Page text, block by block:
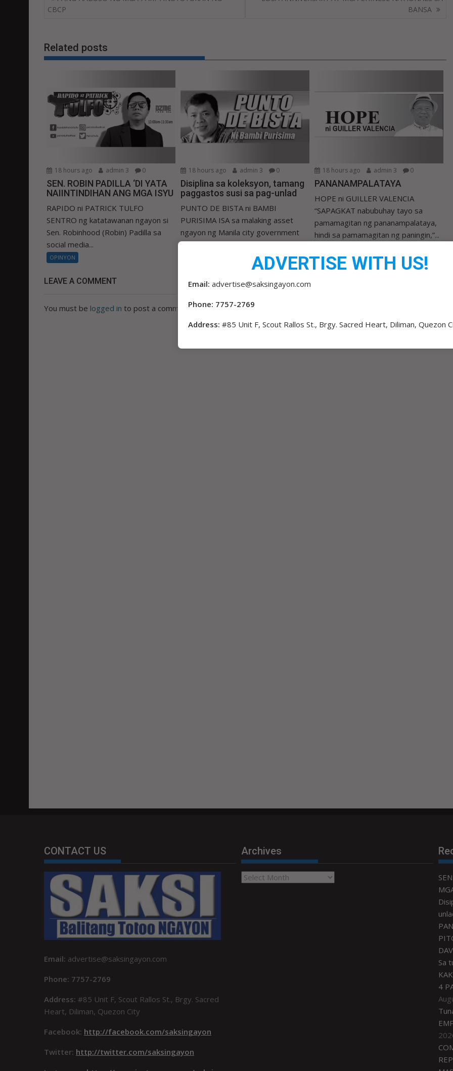
navigation
CBCP
BANSA
Related posts
18 hours ago admin 3 0
SEN. ROBIN PADILLA ‘DI YATA
NAIINTINDIHAN ANG MGA ISYU
RAPIDO ni PATRICK TULFO
SENTRO ng katatawanan ngayon si
Sen. Robinhood (Robin) Padilla sa
social media...
OPINYON
18 hours ago admin 3 0
Disiplina sa koleksyon, tamang
paggastos susi sa pag-unlad
PUNTO DE BISTA ni BAMBI
PURISIMA ISA sa malaking asset
ngayon ng Manila city government
ay...
18 hours ago admin 3 0
PANANAMPALATAYA
HOPE ni GUILLER VALENCIA
“SAPAGKAT nabubuhay tayo sa
pamamagitan ng pananampalataya,
hindi sa pamamagitan ng paningin,”...
LEAVE A COMMENT
You must be logged in to post a comment.
CONTACT US
Email: advertise@saksingayon.com
Phone: 7757-2769
Address: #85 Unit F, Scout Rallos St., Brgy. Sacred
Heart, Diliman, Quezon City
Facebook: http://facebook.com/saksingayon
Twitter: http://twitter.com/saksingayon
Archives
Archives
Sa
4
ADVERTISE WITH US!
Email: advertise@saksingayon.com
Phone: 7757-2769
Address: #85 Unit F, Scout Rallos St., Brgy. Sacred Heart, Diliman, Quezon